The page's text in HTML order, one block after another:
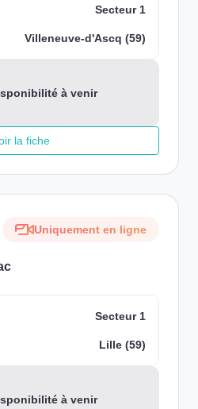
Secteur 1
Villeneuve-d'Ascq (59)
à venir
la fiche
Uniquement en ligne
Secteur 1
Lille (59)
à venir